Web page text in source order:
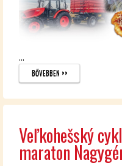
...
BŐ­VEB­BEN >>
Veľko­hešský
ma­ra­ton